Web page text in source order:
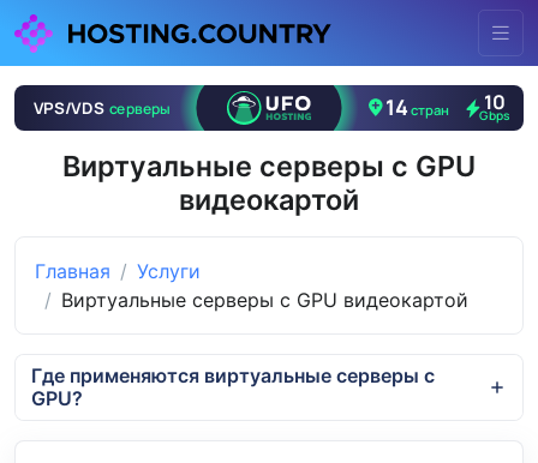
Виртуальные серверы с GPU
видеокартой
Главная
Услуги
Виртуальные серверы с GPU видеокартой
Где применяются виртуальные серверы с
GPU?